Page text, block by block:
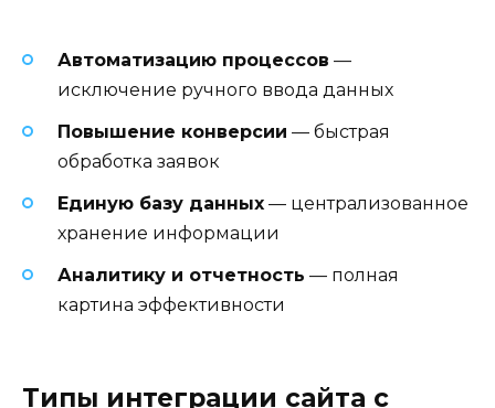
Автоматизацию процессов —
исключение ручного ввода данных
Повышение конверсии — быстрая
обработка заявок
Единую базу данных — централизованное
хранение информации
Аналитику и отчетность — полная
картина эффективности
Типы интеграции сайта с